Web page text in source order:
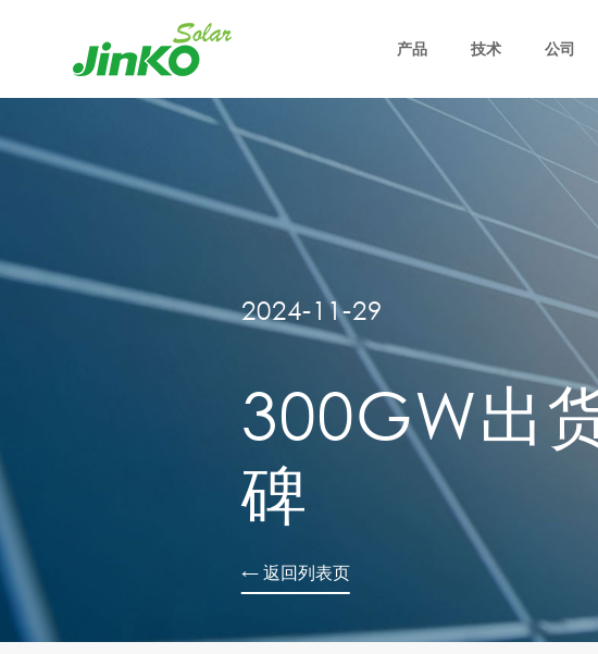
产品 技术 公司
2024-11-29
300GW出
碑
← 返回列表页